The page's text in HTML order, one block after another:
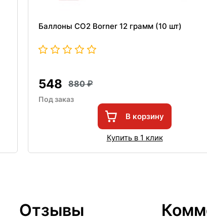
Баллоны СО2 Borner 12 грамм (10 шт)
548 880
Под заказ
В корзину
Купить в 1 клик
Отзывы